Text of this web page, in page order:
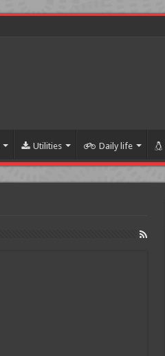
Utilities Daily life